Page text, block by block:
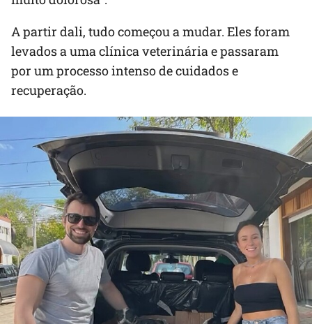
A partir dali, tudo começou a mudar. Eles foram
levados a uma clínica veterinária e passaram
por um processo intenso de cuidados e
recuperação.